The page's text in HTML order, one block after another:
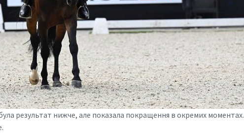
результат нижче, але показала покращення в окремих моментах.